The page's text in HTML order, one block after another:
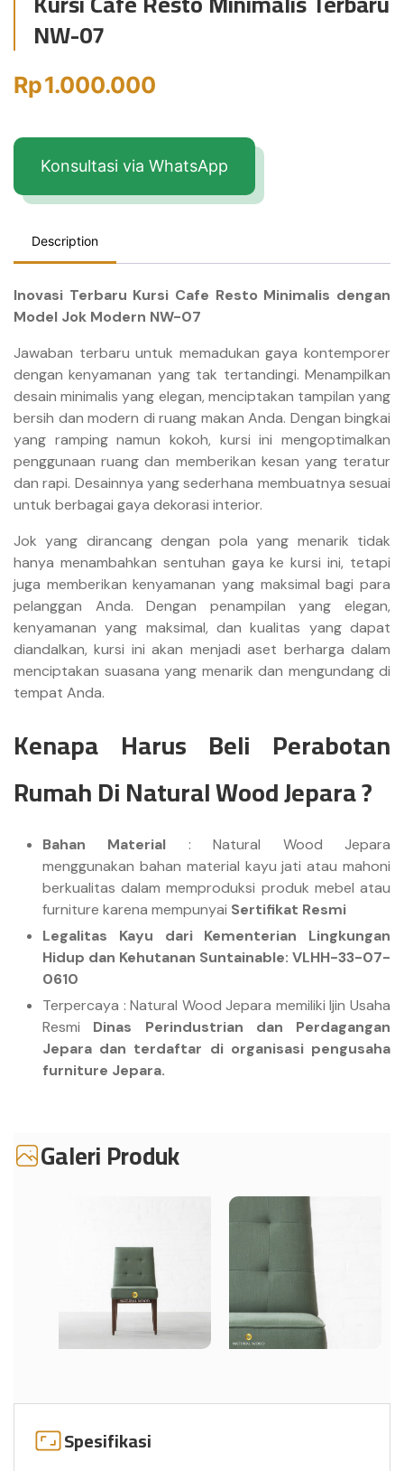
NW-07
Rp1.000.000
Konsultasi via WhatsApp
Description
Inovasi Terbaru Kursi Cafe Resto Minimalis dengan
Model Jok Modern NW-07
Jawaban terbaru untuk memadukan gaya kontemporer
dengan kenyamanan yang tak tertandingi. Menampilkan
desain minimalis yang elegan, menciptakan tampilan yang
bersih dan modern di ruang makan Anda. Dengan bingkai
yang ramping namun kokoh, kursi ini mengoptimalkan
penggunaan ruang dan memberikan kesan yang teratur
dan rapi. Desainnya yang sederhana membuatnya sesuai
untuk berbagai gaya dekorasi interior.
Jok yang dirancang dengan pola yang menarik tidak
hanya menambahkan sentuhan gaya ke kursi ini, tetapi
juga memberikan kenyamanan yang maksimal bagi para
pelanggan Anda. Dengan penampilan yang elegan,
kenyamanan yang maksimal, dan kualitas yang dapat
diandalkan, kursi ini akan menjadi aset berharga dalam
menciptakan suasana yang menarik dan mengundang di
tempat Anda.
Kenapa Harus Beli Perabotan
Rumah Di Natural Wood Jepara ?
Bahan Material : Natural Wood Jepara
menggunakan bahan material kayu jati atau mahoni
berkualitas dalam memproduksi produk mebel atau
furniture karena mempunyai Sertifikat Resmi
Legalitas Kayu dari Kementerian Lingkungan
Hidup dan Kehutanan Suntainable: VLHH-33-07-
0610
Terpercaya : Natural Wood Jepara memiliki Ijin Usaha
Resmi Dinas Perindustrian dan Perdagangan
Jepara dan terdaftar di organisasi pengusaha
furniture Jepara.
Galeri Produk
Spesifikasi